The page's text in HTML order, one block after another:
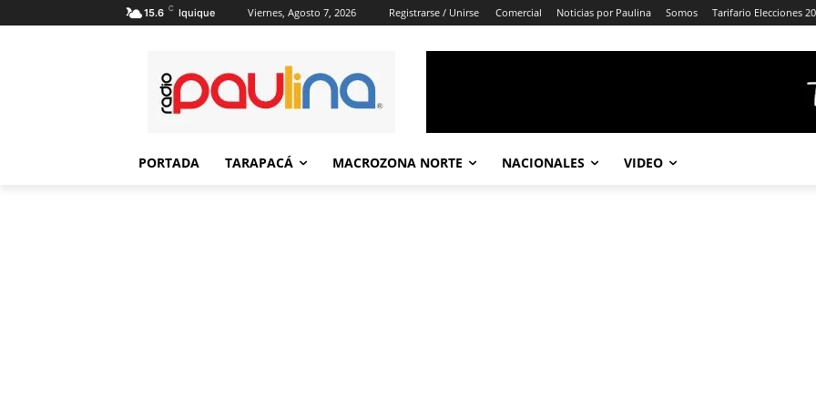
15.6 C Iquique Viernes, Agosto 7, 2026 Registrarse / Unirse Comercial Noticias por Paulina Somos Tarifario Elecciones
PORTADA TARAPACÁ MACROZONA NORTE NACIONALES VIDEO